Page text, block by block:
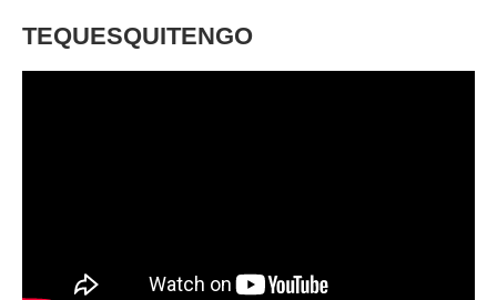
TEQUESQUITENGO